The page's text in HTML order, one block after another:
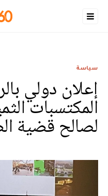
سياسة
إعلان دولي
المكتسبات
لصالح قضية